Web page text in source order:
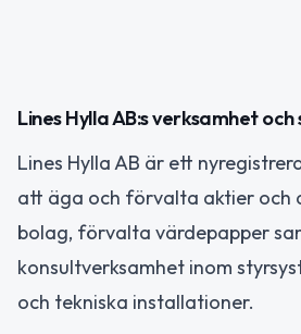
Lines Hylla AB:s verksamhet
Lines Hylla AB är ett
att äga och förvalta aktier och
bolag, förvalta värdepapper
konsultverksamhet inom
och tekniska installationer.